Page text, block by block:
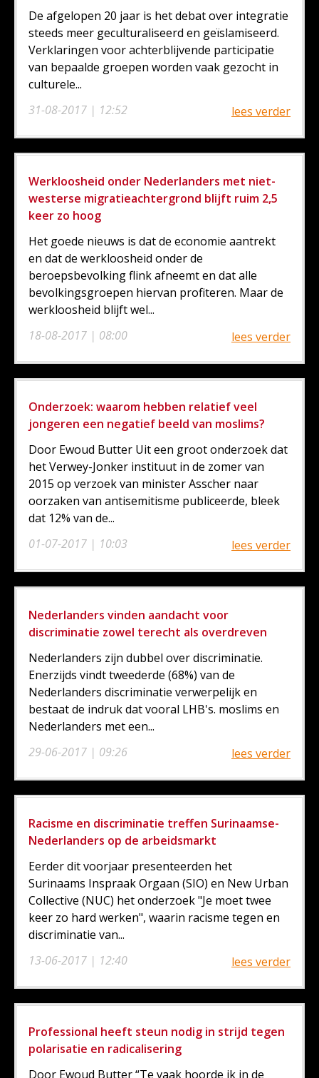
31-08-2017 | 12:52
De afgelopen 20 jaar is het debat over integratie
steeds meer geculturaliseerd en geïslamiseerd.
Verklaringen voor achterblijvende participatie
van bepaalde groepen worden vaak gezocht in
culturele...
lees verder
Werkloosheid onder Nederlanders met niet-
westerse migratieachtergrond blijft ruim 2,5
keer zo hoog
18-08-2017 | 08:00
Het goede nieuws is dat de economie aantrekt
en dat de werkloosheid onder de
beroepsbevolking flink afneemt en dat alle
bevolkingsgroepen hiervan profiteren. Maar de
werkloosheid blijft wel...
lees verder
Onderzoek: waarom hebben relatief veel
jongeren een negatief beeld van moslims?
01-07-2017 | 10:03
Door Ewoud Butter Uit een groot onderzoek dat
het Verwey-Jonker instituut in de zomer van
2015 op verzoek van minister Asscher naar
oorzaken van antisemitisme publiceerde, bleek
dat 12% van de...
lees verder
Nederlanders vinden aandacht voor
discriminatie zowel terecht als overdreven
29-06-2017 | 09:26
Nederlanders zijn dubbel over discriminatie.
Enerzijds vindt tweederde (68%) van de
Nederlanders discriminatie verwerpelijk en
bestaat de indruk dat vooral LHB's. moslims en
Nederlanders met een...
lees verder
Racisme en discriminatie treffen Surinaamse-
Nederlanders op de arbeidsmarkt
13-06-2017 | 12:40
Eerder dit voorjaar presenteerden het
Surinaams Inspraak Orgaan (SIO) en New Urban
Collective (NUC) het onderzoek "Je moet twee
keer zo hard werken", waarin racisme tegen en
discriminatie van...
lees verder
Professional heeft steun nodig in strijd tegen
polarisatie en radicalisering
Door Ewoud Butter “Te vaak hoorde ik in de